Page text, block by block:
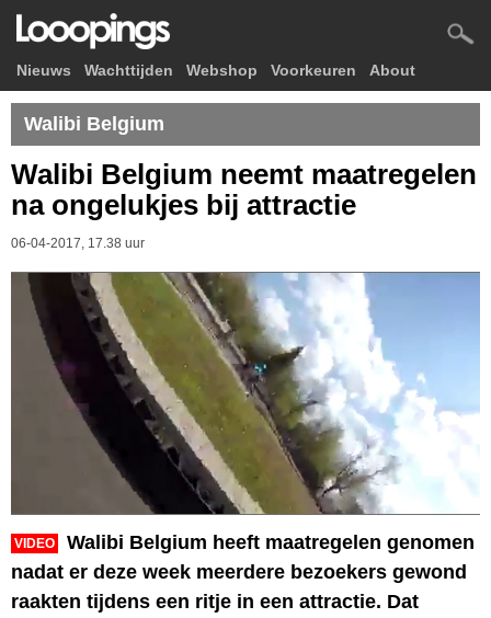
Nieuws Wachttijden Webshop Voorkeuren About
Walibi Belgium
Walibi Belgium neemt maatregelen
na ongelukjes bij attractie
06-04-2017, 17.38 uur
VIDEO
Walibi Belgium heeft maatregelen genomen
nadat er deze week meerdere bezoekers gewond
raakten tijdens een ritje in een attractie. Dat